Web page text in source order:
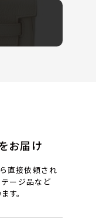
お届け
直接依頼され
テージ品など
す。